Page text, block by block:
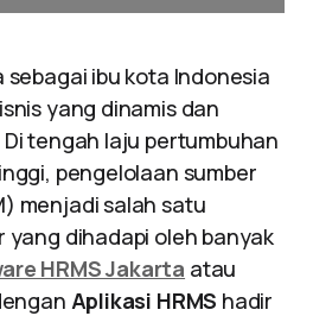
ibu kota Indonesia
yang dinamis dan
tengah laju pertumbuhan
pengelolaan sumber
menjadi salah satu
dihadapi oleh banyak
HRMS Jakarta atau
Aplikasi HRMS hadir